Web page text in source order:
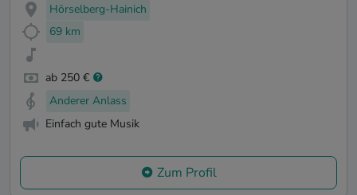
Hörselberg-Hainich
69 km
ab 250 €
Anderer Anlass
Einfach gute Musik
Zum Profil